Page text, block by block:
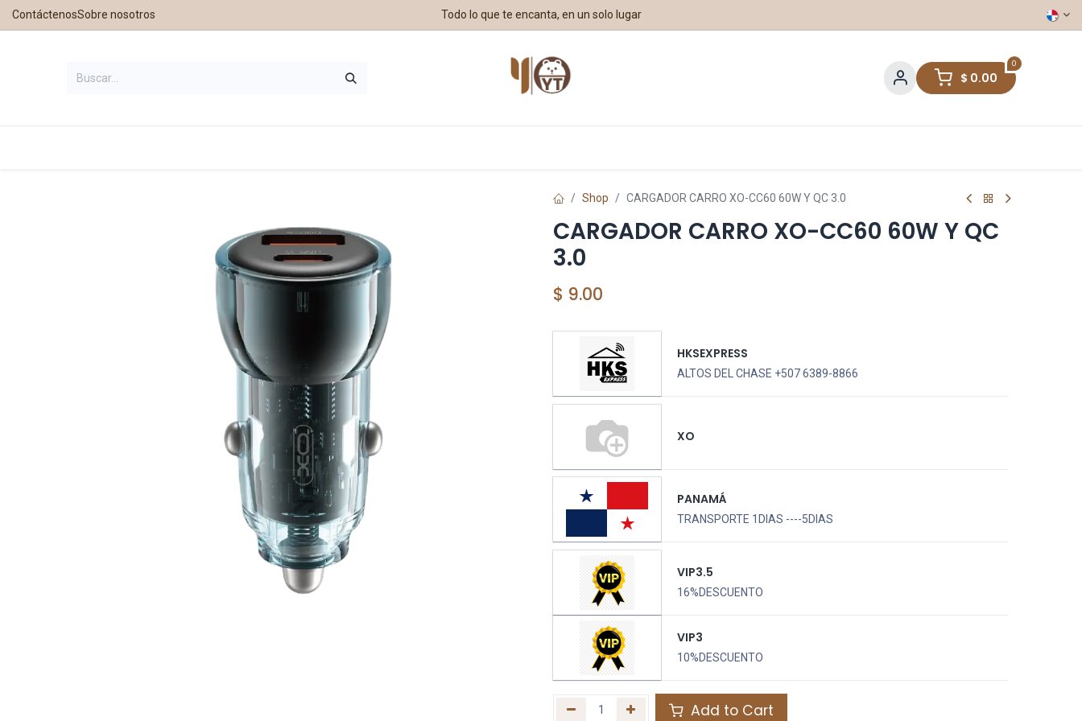
ContáctenosSobre nosotros Todo lo que te encanta, en un solo lugar
0
$ 0.00
Shop CARGADOR CARRO XO-CC60 60W Y QC 3.0
CARGADOR CARRO XO-CC60 60W Y QC
3.0
$ 9.00
HKSEXPRESS
ALTOS DEL CHASE +507 6389-8866
XO
PANAMÁ
TRANSPORTE 1DIAS ----5DIAS
VIP3.5
16%DESCUENTO
VIP3
10%DESCUENTO
Add to Cart